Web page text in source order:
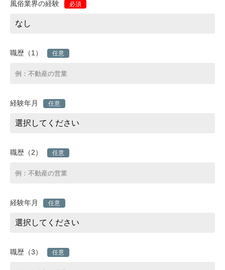
風俗業界の経験 必須
職歴（1） 任意
経験年月 任意
職歴（2） 任意
経験年月 任意
職歴（3） 任意